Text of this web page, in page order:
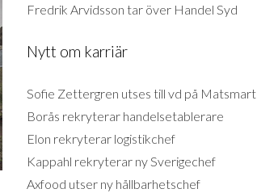
Fredrik Arvidsson tar över Handel Syd
Nytt om karriär
Sofie Zettergren utses till vd på Matsmart
Borås rekryterar handelsetablerare
Elon rekryterar logistikchef
Kappahl rekryterar ny Sverigechef
Axfood utser ny hållbarhetschef